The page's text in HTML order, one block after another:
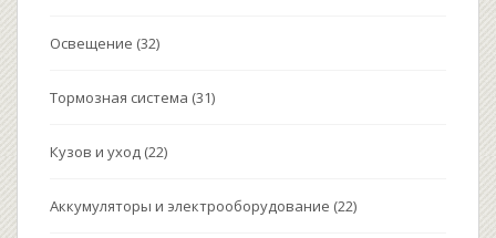
Освещение (32)
Тормозная система (31)
Кузов и уход (22)
Аккумуляторы и электрооборудование (22)